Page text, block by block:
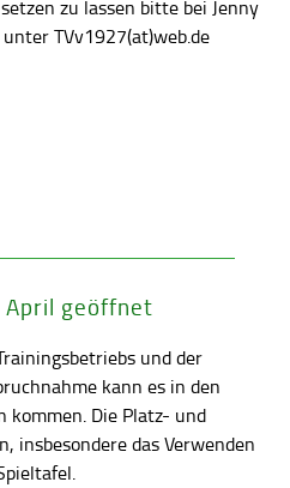
zu lassen bitte bei Jenny
TVv1927(at)web.de
April geöffnet
und der
kann es in den
kommen. Die Platz- und
insbesondere das Verwenden